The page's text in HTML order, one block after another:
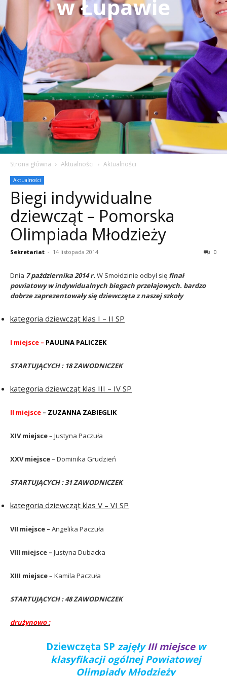
w Łupawie
Strona główna Aktualności Aktualności
Aktualności
Biegi indywidualne
dziewcząt – Pomorska
Olimpiada Młodzieży
Sekretariat - 14 listopada 2014 0
Dnia 7 października 2014 r.W Smołdzinie odbył się finał
powiatowy w indywidualnych biegach przełajowych. bardzo
dobrze zaprezentowały się dziewczęta z naszej szkoły
kategoria dziewcząt klas I – II SP
I miejsce – PAULINA PALICZEK
STARTUJĄCYCH : 18 ZAWODNICZEK
kategoria dziewcząt klas III – IV SP
II miejsce – ZUZANNA ZABIEGLIK
XIV miejsce– Justyna Paczuła
XXV miejsce– Dominika Grudzień
STARTUJĄCYCH : 31 ZAWODNICZEK
kategoria dziewcząt klas V – VI SP
VII miejsce – Angelika Paczuła
VIII miejsce – Justyna Dubacka
XIII miejsce– Kamila Paczuła
STARTUJĄCYCH : 48 ZAWODNICZEK
drużynowo :
Dziewczęta SP zajęłyIII miejsce w
klasyfikacji ogólnej Powiatowej
Olimpiady Młodzieży